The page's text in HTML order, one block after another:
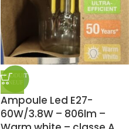
Ampoule Led E27-
60W/3.8W – 806lm –